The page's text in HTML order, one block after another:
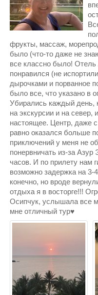
фрукты, массаж,
было (что-то даже не
все классно было!
понравился (не
дырочками и порванное
было все, что указано в
Убирались каждый день,
на экскурсии и на север,
настоящее. Центр, даже
равно оказался больше
приключений у меня не
понервничать из-за
часов. И по прилету нам
возможно задержка на 3-
конечно, но вроде
отдыха я в восторге!!!
Осипчук, услышала все
мне отличный тур♥️